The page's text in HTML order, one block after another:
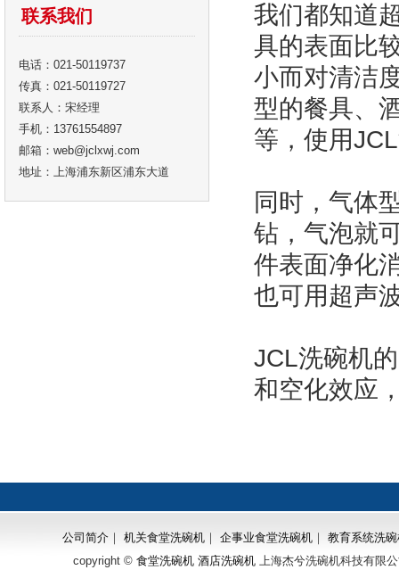
联系我们
电话：021-50119737
传真：021-50119727
联系人：宋经理
手机：13761554897
邮箱：web@jclxwj.com
地址：上海浦东新区浦东大道
我们都知道
具的表面比
小而对清洁
型的餐具、
等，使用
同时，气体
钻，气泡就
件表面净化
也可用超声
JCL洗碗机
和空化效应
公司简介 ｜ 机关食堂洗碗机 ｜ 企事业食堂洗碗机 ｜ 教育系统洗
copyright © 食堂洗碗机 酒店洗碗机上海杰兮洗碗机科技有限